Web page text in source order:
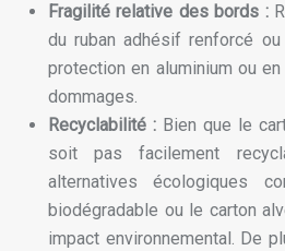
Fragilité relative des bords :
du ruban adhésif renforcé
protection en aluminium ou
dommages.
Recyclabilité : Bien que le
soit pas facilement
alternatives écologiques
biodégradable ou le carton
impact environnemental. De